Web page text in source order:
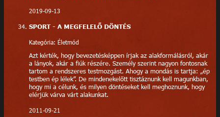
2019-09-13
SPORT - A MEGFELELŐ DÖNTÉS
Kategória: Életmód
Azt kérték, hogy bevezetésképpen írjak az alakformálásról, akár
a lányok, akár a fiúk részére. Személy szerint nagyon fontosnak
tartom a rendszeres testmozgást. Ahogy a mondás is tartja: „ép
testben ép lélek”. De mindenekelőtt tisztáznunk kell magunkban,
hogy mi a célunk, és milyen döntéseket kell meghoznunk, hogy
elérjük várva várt alakunkat.
2011-09-21